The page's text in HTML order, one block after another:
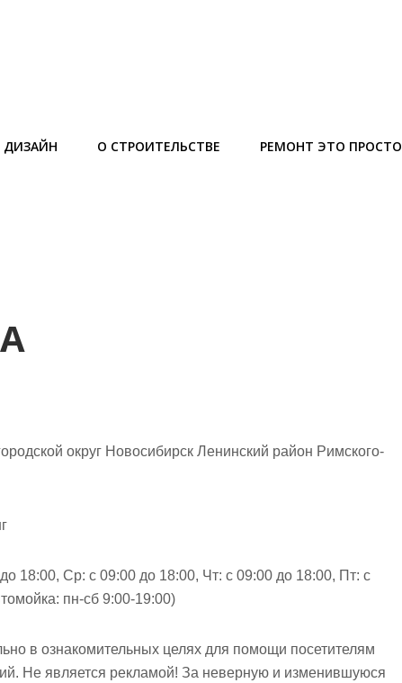
ДИЗАЙН О СТРОИТЕЛЬСТВЕ РЕМОНТ ЭТО ПРОСТО
округ Новосибирск Ленинский район Римского-
18:00, Ср: с 09:00 до 18:00, Чт: с 09:00 до 18:00, Пт: с
пн-сб 9:00-19:00)
в ознакомительных целях для помощи посетителям
Не является рекламой! За неверную и изменившуюся